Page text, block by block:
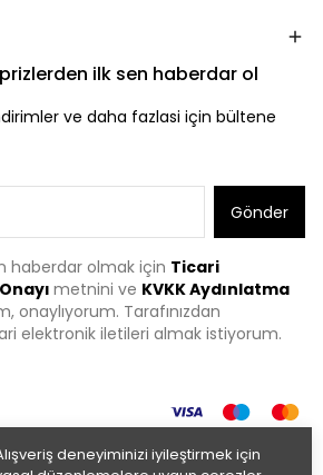
deneyiminizi iyileştirmek için
ilk sen haberdar ol
ve daha fazlasi için bültene
Gönder
haberdar olmak için Ticari
metnini ve KVKK Aydınlatma
onaylıyorum. Tarafınızdan
elektronik iletileri almak istiyorum.